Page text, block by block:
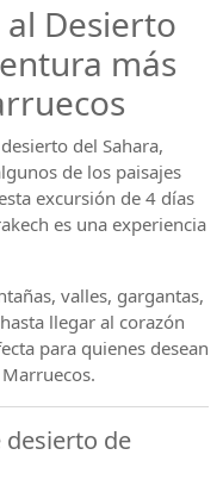
al Desierto
más
del Sahara,
de los paisajes
excursión de 4 días
es una experiencia
valles, gargantas,
llegar al corazón
para quienes desean
de